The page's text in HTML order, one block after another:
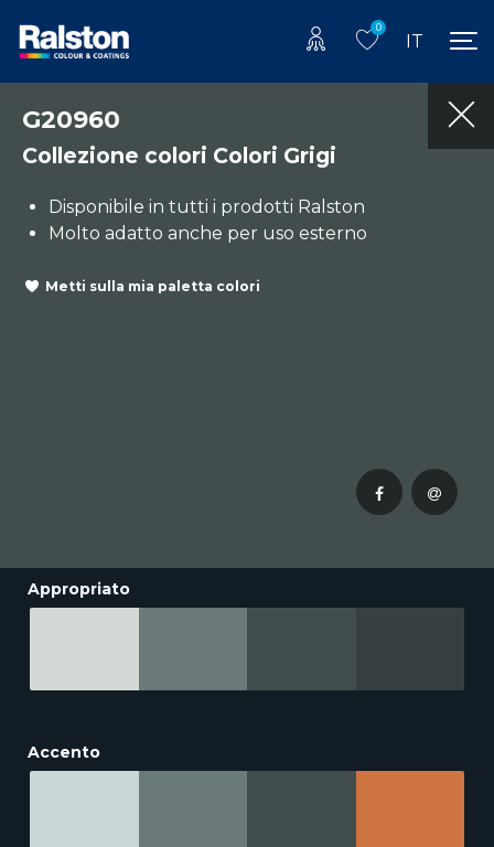
0
IT
G20960
Collezione colori Colori Grigi
Disponibile in tutti i prodotti Ralston
Molto adatto anche per uso esterno
Metti sulla mia paletta colori
Appropriato
Accento